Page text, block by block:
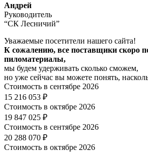
Андрей
Руководитель
“СК Лесничий”
Уважаемые посетители нашего сайта!
К сожалению, все поставщики скоро
пиломатериалы,
мы будем удерживать сколько сможем,
но уже сейчас вы можете понять,
Стоимость в сентябре 2026
15 216 053 ₽
Стоимость в октябре 2026
19 847 025 ₽
Стоимость в сентябре 2026
20 288 070 ₽
Стоимость в октябре 2026